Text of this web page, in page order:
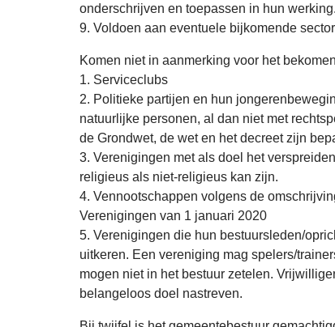
onderschrijven en toepassen in hun werking.
9. Voldoen aan eventuele bijkomende
Komen niet in aanmerking voor het
1. Serviceclubs
2. Politieke partijen en hun
natuurlijke personen, al dan niet met
de Grondwet, de wet en het decreet zijn
3. Verenigingen met als doel het
religieus als niet-religieus kan zijn.
4. Vennootschappen volgens de
Verenigingen van 1 januari 2020
5. Verenigingen die hun bestuursleden/
uitkeren. Een vereniging mag spelers/
mogen niet in het bestuur zetelen.
belangeloos doel nastreven.